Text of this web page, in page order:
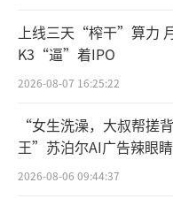
猪价持续上
束？关键在产能。
农业农村部数
存栏量为3986万
6.9%；从2022年
栏已经累计去化
上线三天“榨干”算力
K3“逼”着IPO
2026-08-07 16:25:22
“女生洗澡，大叔帮
王”苏泊尔AI广告辣眼
2026-08-06 09:44:37